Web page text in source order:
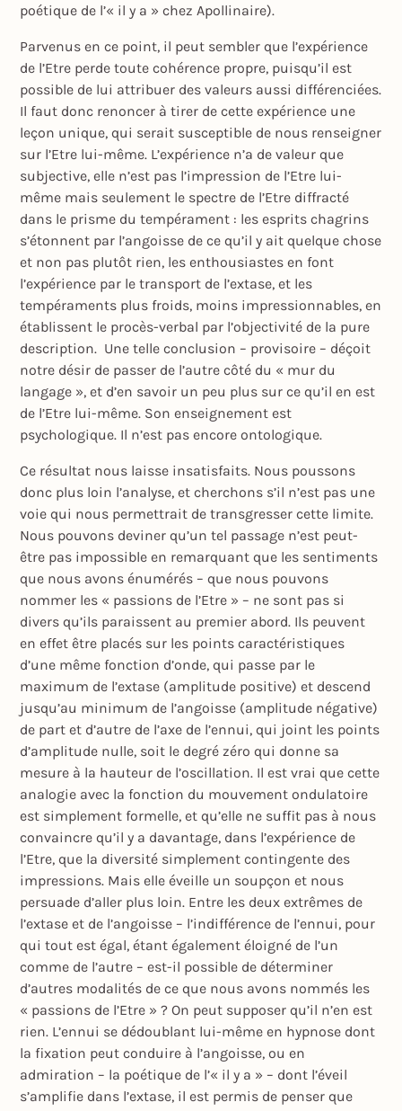
poétique de l’« il y a » chez Apollinaire).
Parvenus en ce point, il peut sembler que l’expérience
de l’Etre perde toute cohérence propre, puisqu’il est
possible de lui attribuer des valeurs aussi différenciées.
Il faut donc renoncer à tirer de cette expérience une
leçon unique, qui serait susceptible de nous renseigner
sur l’Etre lui-même. L’expérience n’a de valeur que
subjective, elle n’est pas l’impression de l’Etre lui-
même mais seulement le spectre de l’Etre diffracté
dans le prisme du tempérament : les esprits chagrins
s’étonnent par l’angoisse de ce qu’il y ait quelque chose
et non pas plutôt rien, les enthousiastes en font
l’expérience par le transport de l’extase, et les
tempéraments plus froids, moins impressionnables, en
établissent le procès-verbal par l’objectivité de la pure
description. Une telle conclusion – provisoire – déçoit
notre désir de passer de l’autre côté du « mur du
langage », et d’en savoir un peu plus sur ce qu’il en est
de l’Etre lui-même. Son enseignement est
psychologique. Il n’est pas encore ontologique.
Ce résultat nous laisse insatisfaits. Nous poussons
donc plus loin l’analyse, et cherchons s’il n’est pas une
voie qui nous permettrait de transgresser cette limite.
Nous pouvons deviner qu’un tel passage n’est peut-
être pas impossible en remarquant que les sentiments
que nous avons énumérés – que nous pouvons
nommer les « passions de l’Etre » – ne sont pas si
divers qu’ils paraissent au premier abord. Ils peuvent
en effet être placés sur les points caractéristiques
d’une même fonction d’onde, qui passe par le
maximum de l’extase (amplitude positive) et descend
jusqu’au minimum de l’angoisse (amplitude négative)
de part et d’autre de l’axe de l’ennui, qui joint les points
d’amplitude nulle, soit le degré zéro qui donne sa
mesure à la hauteur de l’oscillation. Il est vrai que cette
analogie avec la fonction du mouvement ondulatoire
est simplement formelle, et qu’elle ne suffit pas à nous
convaincre qu’il y a davantage, dans l’expérience de
l’Etre, que la diversité simplement contingente des
impressions. Mais elle éveille un soupçon et nous
persuade d’aller plus loin. Entre les deux extrêmes de
l’extase et de l’angoisse – l’indifférence de l’ennui, pour
qui tout est égal, étant également éloigné de l’un
comme de l’autre – est-il possible de déterminer
d’autres modalités de ce que nous avons nommés les
« passions de l’Etre » ? On peut supposer qu’il n’en est
rien. L’ennui se dédoublant lui-même en hypnose dont
la fixation peut conduire à l’angoisse, ou en
admiration – la poétique de l’« il y a » – dont l’éveil
s’amplifie dans l’extase, il est permis de penser que